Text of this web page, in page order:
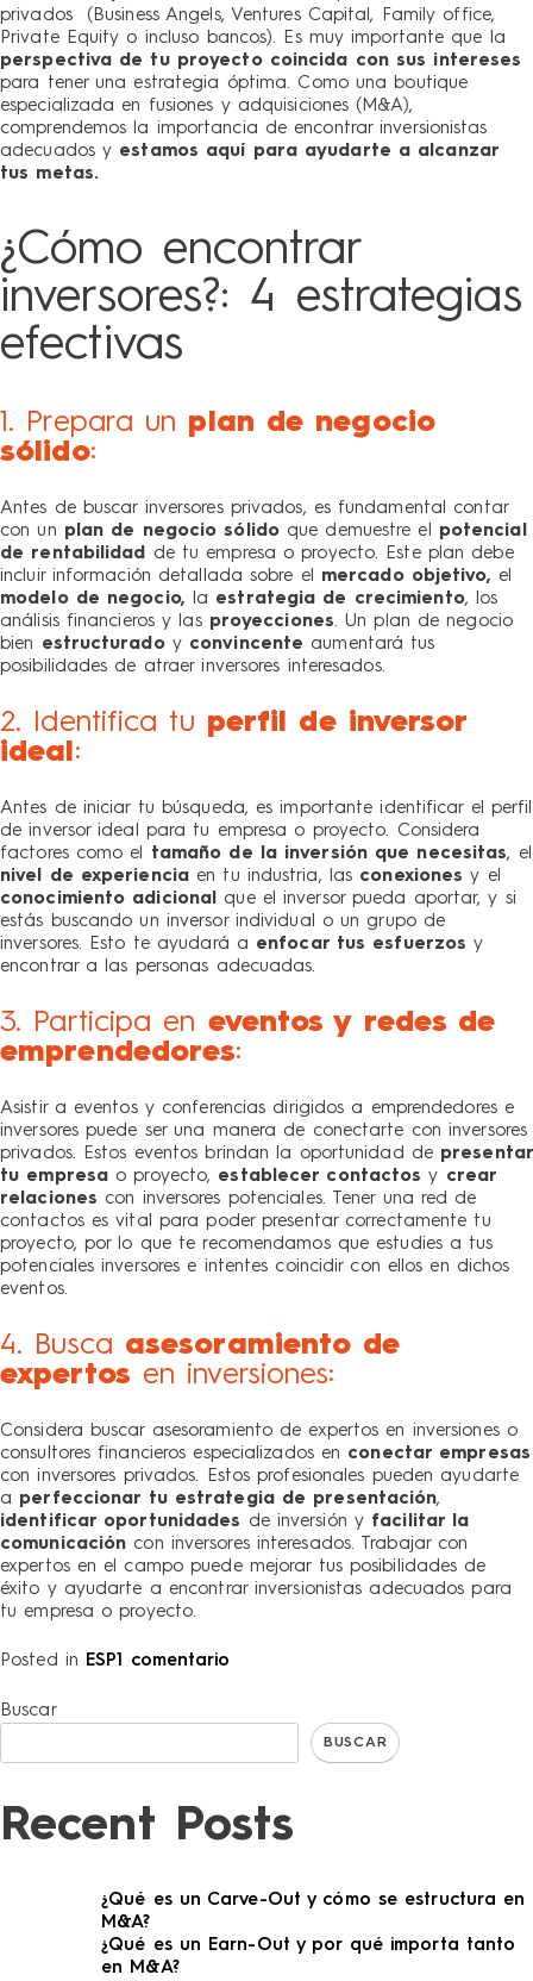
privados (Business Angels, Ventures Capital, Family office,
Private Equity o incluso bancos). Es muy importante que la
perspectiva de tu proyecto coincida con sus intereses
para tener una estrategia óptima. Como una boutique
especializada en fusiones y adquisiciones (M&A),
comprendemos la importancia de encontrar inversionistas
adecuados y estamos aquí para ayudarte a alcanzar
tus metas.
¿Cómo encontrar
inversores?: 4 estrategias
efectivas
1. Prepara un plan de negocio
sólido:
Antes de buscarinversores privados, es fundamental contar
con un plan de negocio sólido que demuestre el potencial
de rentabilidad de tu empresa o proyecto. Este plan debe
incluir información detallada sobre el mercado objetivo, el
modelo de negocio, la estrategia de crecimiento, los
análisis financieros y las proyecciones. Un plan de negocio
bien estructurado y convincente aumentará tus
posibilidades de atraer inversores interesados.
2. Identifica tu perfil de inversor
ideal :
Antes de iniciar tu búsqueda, es importante identificar el perfil
de inversor ideal para tu empresa o proyecto. Considera
factores como el
tamaño de la inversión que necesitas, el
nivel de experiencia en tu industria, las conexionesy el
conocimiento adicional
que el inversor pueda aportar, y si
estás buscando un inversor individual o un grupo de
inversores. Esto te ayudará a enfocar tus esfuerzosy
encontrar a las personas adecuadas.
3. Participa en eventos y redes de
emprendedores:
Asistir a eventos y conferencias dirigidos a emprendedores e
inversores puede ser una manera de conectarte con inversores
privados. Estos eventos brindan la oportunidad de presentar
tu empresa o proyecto, establecer contactosy crear
relaciones con inversores potenciales. Tener una red de
contactos es vital para poder presentar correctamente tu
proyecto, por lo que te recomendamos que estudies a tus
potenciales inversores e intentes coincidir con ellos en dichos
eventos.
4. Busca asesoramiento de
expertos en inversiones:
Considera buscar asesoramiento de expertos en inversiones o
consultores financieros especializados en conectar empresas
con inversores privados. Estos profesionales pueden ayudarte
a perfeccionar tu estrategia de presentación,
identificar oportunidades de inversión y facilitar la
comunicación con inversores interesados. Trabajar con
expertos en el campo puede mejorar tus posibilidades de
éxito y ayudarte a encontrar inversionistas adecuados para
tu empresa o proyecto.
Posted in ESP 1 comentario
Buscar
BUSCAR
Recent Posts
¿Qué es un Carve-Out y cómo se estructura en
M&A?
¿Qué es un Earn-Out y por qué importa tanto
en M&A?